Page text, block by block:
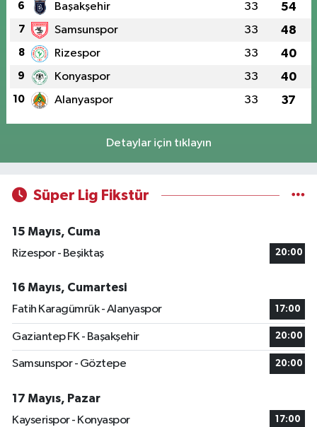
6 Başakşehir 33 54
7 Samsunspor 33 48
8 Rizespor 33 40
9 Konyaspor 33 40
10 Alanyaspor 33 37
Detaylar için tıklayın
Süper Lig Fikstür
15 Mayıs, Cuma
Rizespor - Beşiktaş
20:00
16 Mayıs, Cumartesi
Fatih Karagümrük - Alanyaspor
17:00
Gaziantep FK - Başakşehir 20:00
Samsunspor - Göztepe 20:00
17 Mayıs, Pazar
Kayserispor - Konyaspor
17:00